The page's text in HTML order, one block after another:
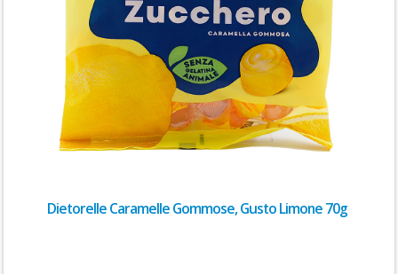
Dietorelle Caramelle Gommose, Gusto Limone 70g